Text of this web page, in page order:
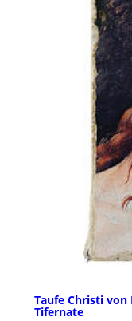
Taufe Christi von
Tifernate